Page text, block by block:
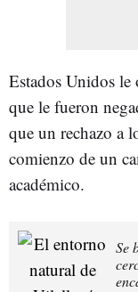
Estados Unidos
que le fueron
que un rechazo a
comienzo de un
académico.
Se